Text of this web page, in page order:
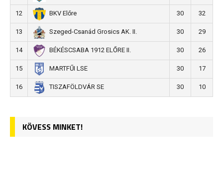
12 BKV Előre 30 32
13 Szeged-Csanád Grosics AK. II. 30 29
14 BÉKÉSCSABA 1912 ELŐRE II. 30 26
15 MARTFŰI LSE 30 17
16 TISZAFÖLDVÁR SE 30 10
KÖVESS MINKET!